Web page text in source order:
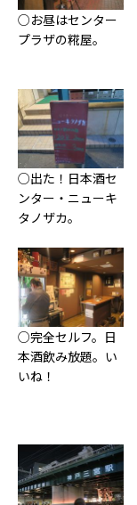
○お昼はセンター
プラザの糀屋。
○出た！日本酒セ
ンター・ニューキ
タノザカ。
○完全セルフ。日
本酒飲み放題。い
いね！